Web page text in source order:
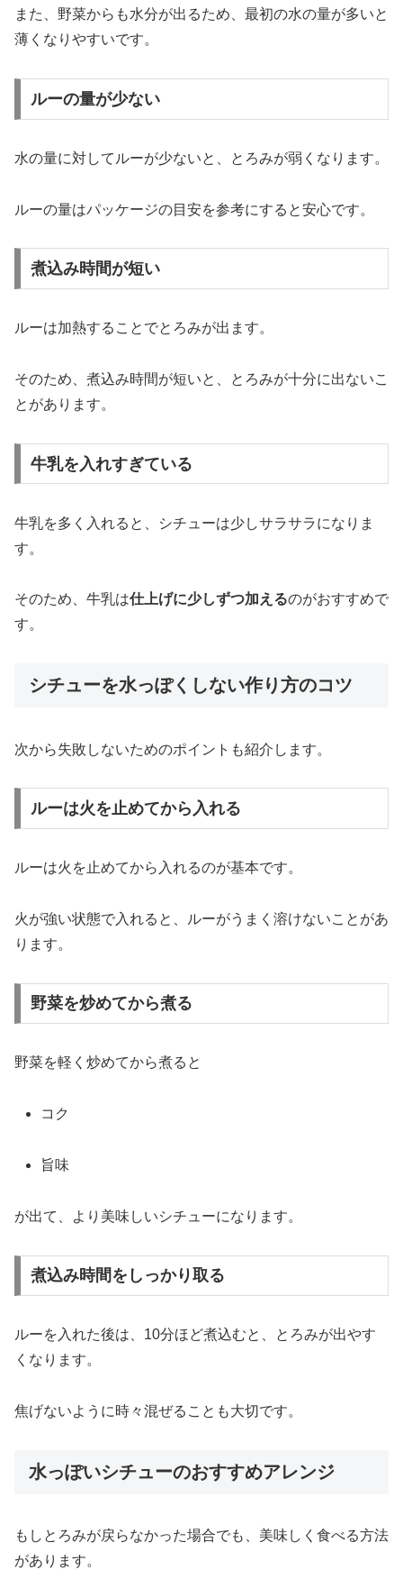
また、 野菜から も水分が出るため、 最初の水の量が多いと
薄 く なり やすいです。
ルーの量が少ない
水の量に対して ルーが少ないと、 とろみが弱 く なり ます。
ルーの量はパッケージの目安を参考にすると安心です。
煮込み時間が短い
ルーは加熱する こと でとろみが出 ます。
そのため、 煮込み時間が短いと、 とろみが十分に出ないこ
と があり ます。
牛乳を入れすぎている
牛乳を多く 入れる と、 シチューは少しサラサラになり ま
す。
そのため、 牛乳は仕上げに少しずつ加えるのがおすすめで
す。
シチューを水っぽくしない作り方のコツ
次から失敗 しないためのポイント も紹介 し ます。
ルーは火を止めてから入れる
ルーは火 を 止めてから 入れるのが基本です。
火が強い状態で入れる と、 ルーがうまく 溶けないこと があ
り ます。
野菜を炒めてから煮る
野菜を軽 く 炒めてから煮る と
コク
旨味
が出て、 より 美味しいシチューになり ます。
煮込み時間をしっかり取る
ルーを 入れた後は、 10分ほど煮込むと、 とろみが出やす
く なり ます。
焦げないよう に時々混ぜる こと も大切です。
水っぽいシチューのおすすめアレンジ
もし とろみが戻らなかった場合でも、 美味 しく 食べる方法
があり ます。